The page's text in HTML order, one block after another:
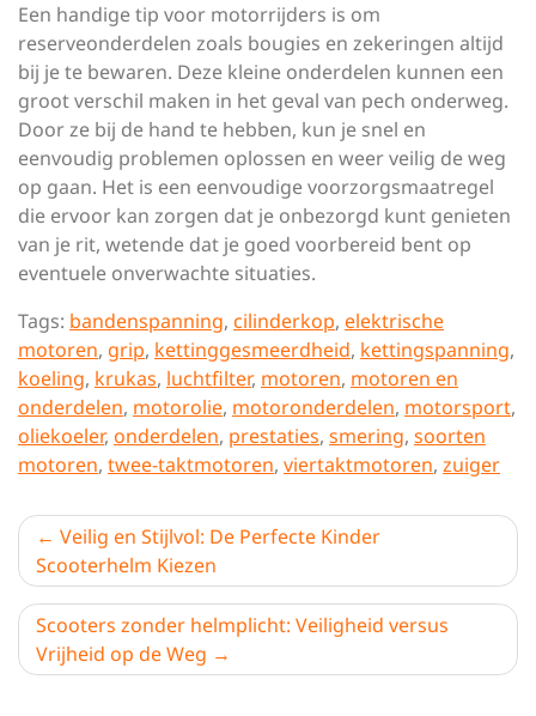
Een handige tip voor motorrijders is om
reserveonderdelen zoals bougies en zekeringen altijd
bij je te bewaren. Deze kleine onderdelen kunnen een
groot verschil maken in het geval van pech onderweg.
Door ze bij de hand te hebben, kun je snel en
eenvoudig problemen oplossen en weer veilig de weg
op gaan. Het is een eenvoudige voorzorgsmaatregel
die ervoor kan zorgen dat je onbezorgd kunt genieten
van je rit, wetende dat je goed voorbereid bent op
eventuele onverwachte situaties.
Tags: bandenspanning, cilinderkop, elektrische
motoren, grip, kettinggesmeerdheid, kettingspanning,
koeling, krukas, luchtfilter, motoren, motoren en
onderdelen, motorolie, motoronderdelen, motorsport,
oliekoeler, onderdelen, prestaties, smering, soorten
motoren, twee-taktmotoren, viertaktmotoren, zuiger
Berichtnavigatie
Veilig en Stijlvol: De Perfecte Kinder
Scooterhelm Kiezen
Scooters zonder helmplicht: Veiligheid versus
Vrijheid op de Weg